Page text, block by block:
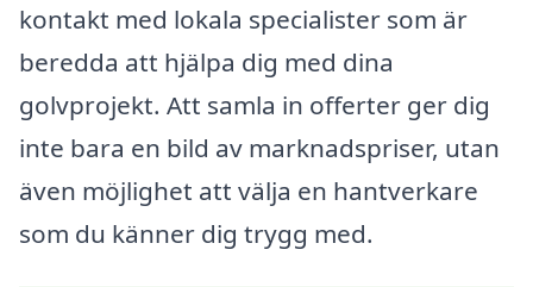
kontakt med lokala specialister som är
beredda att hjälpa dig med dina
golvprojekt. Att samla in offerter ger dig
inte bara en bild av marknadspriser, utan
även möjlighet att välja en hantverkare
som du känner dig trygg med.